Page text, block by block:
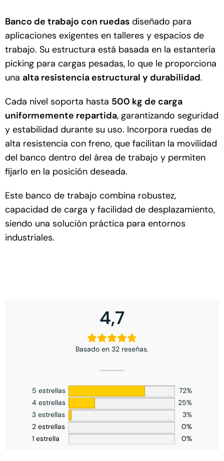
Banco de trabajo con ruedas diseñado para
aplicaciones exigentes en talleres y espacios de
trabajo. Su estructura está basada en la estantería
picking para cargas pesadas, lo que le proporciona
una alta resistencia estructural y durabilidad.
Cada nivel soporta hasta 500 kg de carga
uniformemente repartida, garantizando seguridad
y estabilidad durante su uso. Incorpora ruedas de
alta resistencia con freno, que facilitan la movilidad
del banco dentro del área de trabajo y permiten
fijarlo en la posición deseada.
Este banco de trabajo combina robustez,
capacidad de carga y facilidad de desplazamiento,
siendo una solución práctica para entornos
industriales.
4,7
Basado en 32 reseñas.
5 estrellas
72%
4 estrellas
25%
3 estrellas
3%
2 estrellas
0%
1 estrella
0%